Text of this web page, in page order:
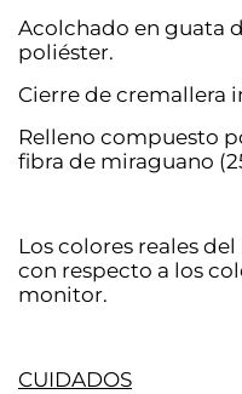
Acolchado en guata
poliéster.
Cierre de cremallera
Relleno compuesto
fibra de miraguano
Los colores reales
con respecto a los
monitor.
CUIDADOS